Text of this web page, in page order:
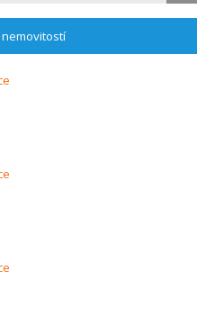
nemovitostí